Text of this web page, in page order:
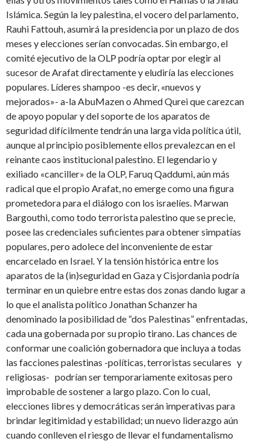
Islámica. Según la ley palestina, el vocero del parlamento,
Rauhi Fattouh, asumirá la presidencia por un plazo de dos
meses y elecciones serían convocadas. Sin embargo, el
comité ejecutivo de la OLP podría optar por elegir al
sucesor de Arafat directamente y eludiría las elecciones
populares. Líderes shampoo -es decir, «nuevos y
mejorados»- a-la AbuMazen o Ahmed Qurei que carezcan
de apoyo popular y del soporte de los aparatos de
seguridad difícilmente tendrán una larga vida política útil,
aunque al principio posiblemente ellos prevalezcan en el
reinante caos institucional palestino. El legendario y
exiliado «canci­ller» de la OLP, Faruq Qaddumi, aún más
radical que el propio Arafat, no emerge como una figura
prometedora para el diálogo con los israelíes. Marwan
Bargouthi, como todo terrorista palestino que se precie,
posee las credenciales suficientes para obtener simpa­tías
populares, pero adolece del inconvenien­te de estar
encarcelado en Israel. Y la tensión histórica entre los
aparatos de la (in)seguridad en Gaza y Cisjordania podría
terminar en un quiebre entre estas dos zonas dando lugar a
lo que el analista político Jonathan Schanzer ha
denominado la posibilidad de “dos Palestinas” enfrentadas,
cada una gobernada por su propio tirano. Las chances de
conformar une coalición gobernadora que incluya a todas
las facciones palestinas -políticas, terroristas seculares y
religiosas- podrían ser temporariamente exitosas pero
improbable de sostener a largo plazo. Con lo cual,
elecciones libres y democráticas serán imperativas para
brindar legitimidad y estabilidad; un nuevo liderazgo aún
cuando conlleven el riesgo de llevar el fundamentalismo